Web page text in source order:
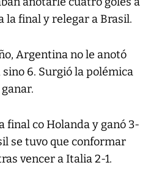
la final y relegar a Brasil.
Argentina no le anotó
6. Surgió la polémica
final co Holanda y ganó 3-
se tuvo que conformar
vencer a Italia 2-1.